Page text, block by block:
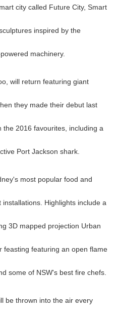
city called Future City, Smart
inspired by the
machinery.
will return featuring giant
they made their debut last
the 2016 favourites, including a
Port Jackson shark.
most popular food and
Highlights include a
3D mapped projection Urban
feasting featuring an open flame
some of NSW's best fire chefs.
be thrown into the air every